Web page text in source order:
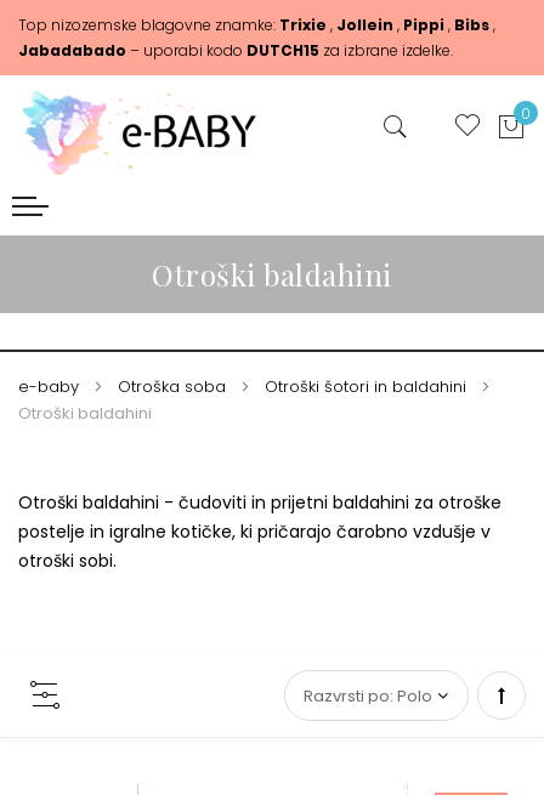
Top nizozemske blagovne znamke: Trixie , Jollein , Pippi, Bibs,
Jabadabado – uporabi kodo DUTCH15 za izbrane izdelke.
0
Otroški baldahini
e-baby Otroška soba
Otroški šotori in baldahini
Otroški baldahini
Otroški baldahini - čudoviti in prijetni baldahini za otroške
postelje in igralne kotičke, ki pričarajo čarobno vzdušje v
otroški sobi.
Set